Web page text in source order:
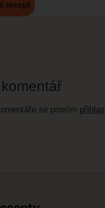
recept
se prosím přihlas